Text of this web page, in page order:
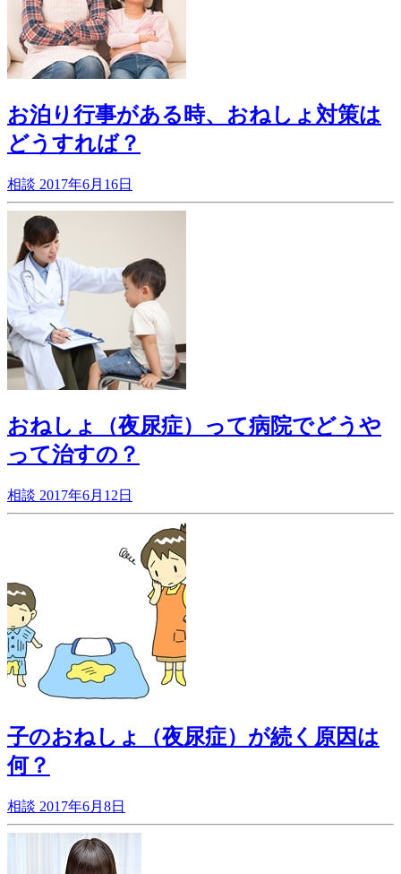
お泊り行事がある時、おねしょ対策は
どうすれば？
相談 2017年6月16日
おねしょ（夜尿症）って病院でどうや
って治すの？
相談 2017年6月12日
子のおねしょ（夜尿症）が続く原因は
何？
相談 2017年6月8日